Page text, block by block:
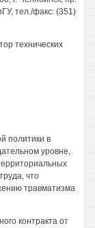
тел./факс: (351)
технических
политики в
уровне,
что
травматизма
контракта от